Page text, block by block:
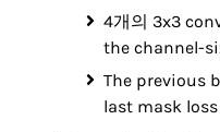
4개의 3x3
the channel-
The previous
last mask